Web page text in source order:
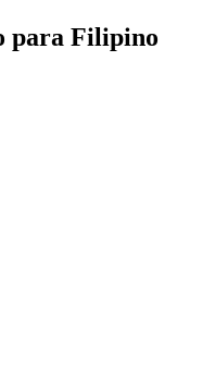
para Filipino